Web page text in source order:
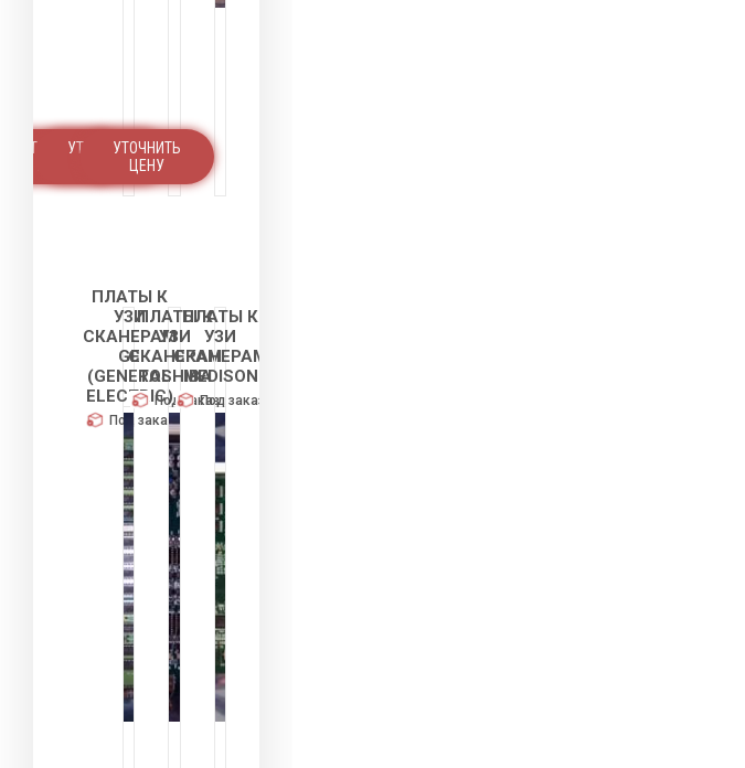
УТОЧНИТЬУТОЧНИТЬУТОЧНИТЬ
ЦЕНУ
ПЛАТЫ К
УЗИ
СКАНЕРАМ
GE
(GENERAL
ELECTRIC)
Под заказ
ПЛАТЫ К
УЗИ
СКАНЕРАМ
TOSHIBA
Под заказ
ПЛАТЫ К
УЗИ
СКАНЕРАМ
MEDISON
Под заказ